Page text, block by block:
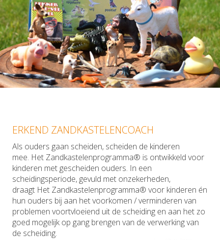
ERKEND ZANDKASTELENCOACH
Als ouders gaan scheiden, scheiden de kinderen
mee. Het Zandkastelenprogramma® is ontwikkeld voor
kinderen met gescheiden ouders. In een
scheidingsperiode, gevuld met onzekerheden,
draagt Het Zandkastelenprogramma® voor kinderen én
hun ouders bij aan het voorkomen / verminderen van
problemen voortvloeiend uit de scheiding en aan het zo
goed mogelijk op gang brengen van de verwerking van
de scheiding.